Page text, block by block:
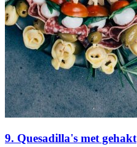
9. Quesadilla's met gehakt